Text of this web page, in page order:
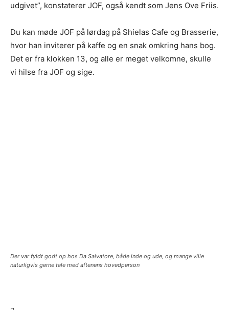
udgivet”, konstaterer JOF, også kendt som Jens Ove Friis.
Du kan møde JOF på lørdag på Shielas Cafe og Brasserie,
hvor han inviterer på kaffe og en snak omkring hans bog.
Det er fra klokken 13, og alle er meget velkomne, skulle
vi hilse fra JOF og sige.
Der var fyldt godt op hos Da Salvatore, både inde og ude, og mange ville
naturligvis gerne tale med aftenens hovedperson